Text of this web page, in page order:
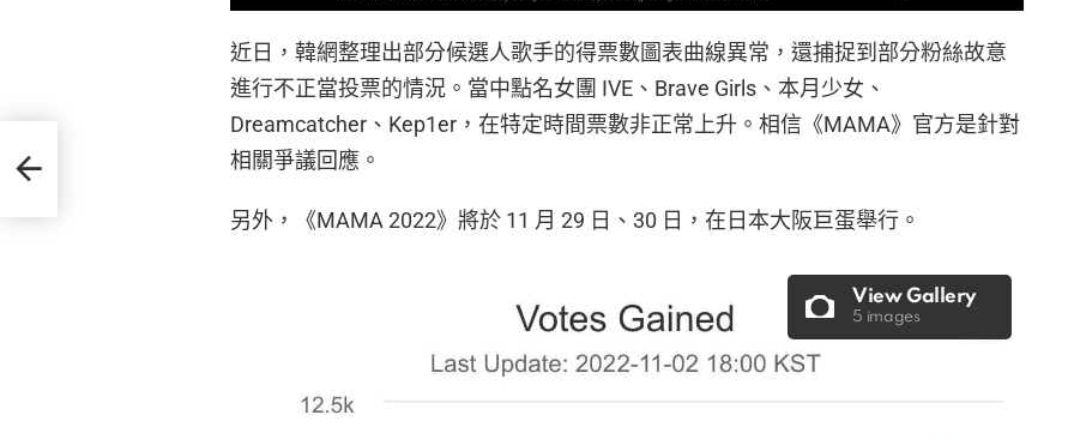
近日，韓網整理出部分候選人歌手的得票數圖表曲線異常，還捕捉到部分粉絲故意
進行不正當投票的情況。當中點名女團 IVE、Brave Girls、本月少女、
Dreamcatcher、Kep1er，在特定時間票數非正常上升。相信《MAMA》官方是針對
相關爭議回應。
另外，《MAMA 2022》將於 11 月 29 日、30 日，在日本大阪巨蛋舉行。
View Gallery
5 images